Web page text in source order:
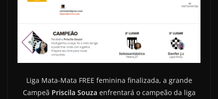
Liga Mata-Mata FREE feminina finalizada, a grande
Campeã Priscila Souza enfrentará o campeão da liga